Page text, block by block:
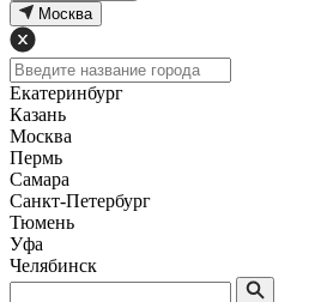
Москва
Екатеринбург
Казань
Москва
Пермь
Самара
Санкт-Петербург
Тюмень
Уфа
Челябинск